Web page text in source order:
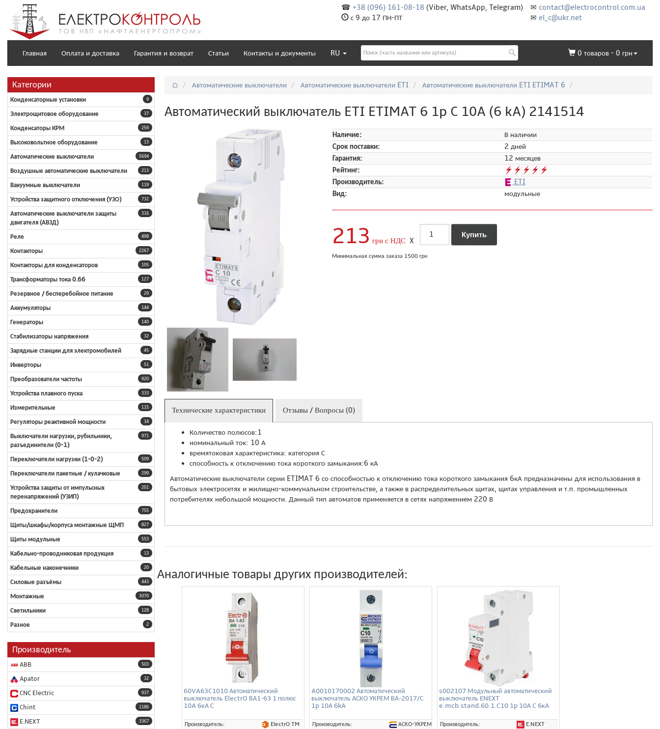
✉ contact@electrocontrol.com.ua
✉ el_c@ukr.net
☎ +38 (096) 161-08-18 (Viber, WhatsApp, Telegram)
с 9 до 17 ПН-ПТ
Главная Оплата и доставка Гарантия и возврат Статьи Контакты и документы RU 0 товаров - 0 грн
Категории
9
Конденсаторные установки
37
Электрощитовое оборудование
259
Конденсаторы КРМ
13
Высоковольтное оборудование
5694
Автоматические выключатели
213
Воздушные автоматические выключатели
119
Вакуумные выключатели
732
Устройства защитного отключения (УЗО)
316
Автоматические выключатели защиты
двигателя (АВЗД)
498
Реле
2267
Контакторы
105
Контакторы для конденсаторов
127
Трансформаторы тока 0.66
29
Резервное / бесперебойное питание
144
Аккумуляторы
140
Генераторы
32
Стабилизаторы напряжения
45
Зарядные станции для электромобилей
51
Инверторы
920
Преобразователи частоты
333
Устройства плавного пуска
115
Измерительные
34
Регуляторы реактивной мощности
971
Выключатели нагрузки, рубильники,
разъединители (0-1)
509
Переключатели нагрузки (1-0-2)
299
Переключатели пакетные / кулачковые
201
Устройства защиты от импульсных
перенапряжений (УЗИП)
755
Предохранители
827
Щиты/шкафы/корпуса монтажные ЩМП
553
Щиты модульные
13
Кабельно-проводниковая продукция
20
Кабельные наконечники
443
Силовые разъёмы
3070
Монтажные
128
Светильники
2
Разное
Производитель
503
ABB
32
Apator
937
CNC Electric
1186
Chint
3367
E.NEXT
⌂ Автоматические выключатели Автоматические выключатели ETI Автоматические выключатели ETI ETIMAT 6
Автоматический выключатель ETI ETIMAT 6 1p C 10A (6 kA) 2141514
Наличие:
В наличии
Срок поставки:
2 дней
Гарантия:
12 месяцев
Рейтинг:
Производитель:
ETI
Вид:
модульные
213 грн с НДС X
Минимальная сумма заказа 1500 грн
Технические характеристики Отзывы / Вопросы (0)
Количество полюсов:1
номинальный ток: 10 А
времятоковая характеристика: категория С
способность к отключению тока короткого замыкания:6 кА
Автоматические выключатели серии ETIMAT 6 со способностью к отключению тока короткого замыкания 6кА предназначены для использования в
бытовых электросетях и жилищно-коммунальном строительстве, а также в распределительных щитах, щитах управления и т.п. промышленных
потребителях небольшой мощности. Данный тип автоматов применяется в сетях напряжением 220 В
Аналогичные товары других производителей:
60VA63C1010 Автоматический
выключатель ElectrO ВА1-63 1 полюс
10A 6кА С
Производитель:
ElectrO TM
A0010170002 Автоматический
выключатель АСКО УКРЕМ ВА-2017/С
1p 10А 6kA
Производитель:
АСКО-УКРЕМ
s002107 Модульный автоматический
выключатель ENEXT
e.mcb.stand.60.1.C10 1p 10А C 6кА
Производитель:
E.NEXT